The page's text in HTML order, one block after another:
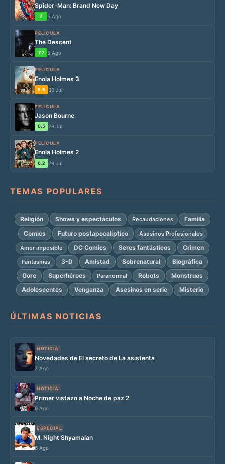
Spider-Man: Brand New Day
7 5 Ago
PELÍCULA
The Descent
7.7 5 Ago
PELÍCULA
Enola Holmes 3
5.6 30 Jul
PELÍCULA
Jason Bourne
6.5 29 Jul
PELÍCULA
Enola Holmes 2
6.2 29 Jul
TEMAS POPULARES
Religión Shows y espectáculos Recaudaciones
Familia
Comics
Futuro postapocalíptico
Asesinos Profesionales
Amor imposible
DC Comics Seres fantásticos Crimen
Fantasmas 3-D Amistad Sobrenatural
Biográfica
Gore
Superhéroes Paranormal Robots
Monstruos
Adolescentes
Venganza Asesinos en serie Misterio
ÚLTIMAS NOTICIAS
NOTICIA
Novedades de El secreto de La asistenta
7 Ago
NOTICIA
Primer vistazo a Noche de paz 2
6 Ago
ESPECIAL
M. Night Shyamalan
6 Ago